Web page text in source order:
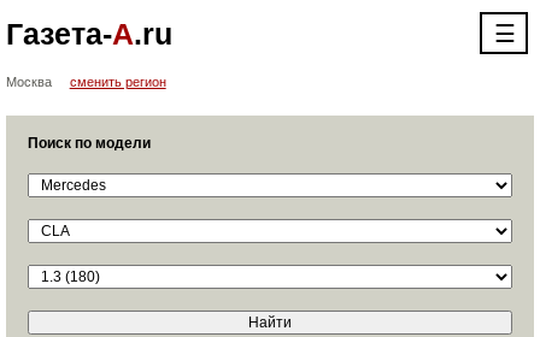
Газета-А.ru ☰
Москва сменить регион
Поиск по модели